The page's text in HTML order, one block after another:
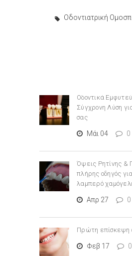
Οδοντιατρική
Οδοντικά
Σύγχρονη Λύση
σας
Μάι 04 0
Όψεις Ρητίνης &
πλήρης οδηγός
λαμπερό
Απρ 27 0
Πρώτη επίσκεψη
Φεβ 17 0